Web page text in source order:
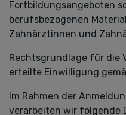
Fortbildungsangeboten
berufsbezogenen
Zahnärztinnen und
Rechtsgrundlage für die
erteilte Einwilligung
Im Rahmen der
verarbeiten wir folgende